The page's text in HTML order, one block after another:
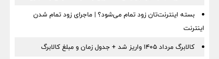
بسته اینترنت‌تان زود تمام می‌شود؟ | ماجرای زود تمام شدن
اینترنت
کالابرگ مرداد ۱۴۰۵ واریز شد + جدول زمان و مبلغ کالابرگ